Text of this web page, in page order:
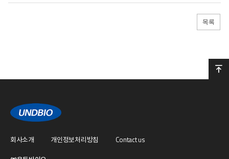
목록
회사소개 개인정보처리방침
Contact us